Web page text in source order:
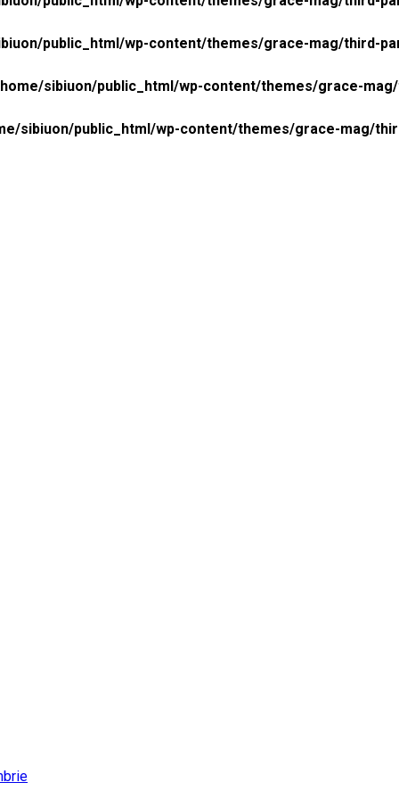
public_html/wp-content/themes/grace-mag/third-
sibiuon/public_html/wp-content/themes/grace-
sibiuon/public_html/wp-content/themes/grace-mag/